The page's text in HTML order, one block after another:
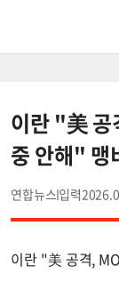
이란 "美
중 안해" 맹
연합뉴스
이란 "美 공격,